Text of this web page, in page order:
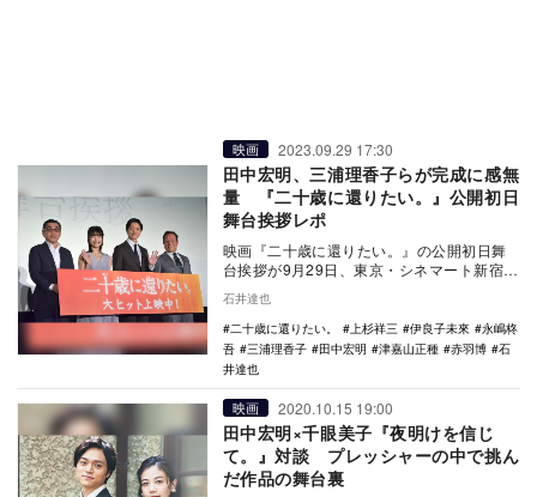
映画 2023.09.29 17:30
田中宏明、三浦理香子らが完成に感無
量 『二十歳に還りたい。』公開初日
舞台挨拶レポ
映画『二十歳に還りたい。』の公開初日舞
台挨拶が9月29日、東京・シネマート新宿に
て行われ、田中宏明、三浦理香子、上杉祥
三、赤羽博…
石井達也
二十歳に還りたい。
上杉祥三 伊良子未來
永嶋柊
吾
三浦理香子 田中宏明 津嘉山正種 赤羽博
石
井達也
映画 2020.10.15 19:00
田中宏明×千眼美子『夜明けを信じ
て。』対談 プレッシャーの中で挑ん
だ作品の舞台裏